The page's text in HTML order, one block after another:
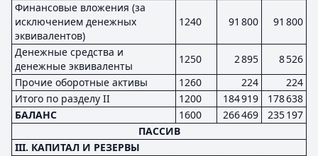
Финансовые вложения (за
исключением денежных
эквивалентов)
1240 91 800 91 800
Денежные средства и
денежные эквиваленты
1250 2 895
8 526
Прочие оборотные активы
1260 224
224
Итого по разделу II
1200 184 919
178 638
БАЛАНС
1600 266 469
235 197
ПАССИВ
III. КАПИТАЛ И РЕЗЕРВЫ